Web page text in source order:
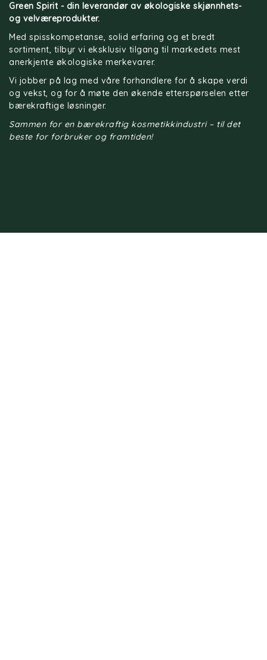
Green Spirit - din leverandør av økologiske skjønnhets-
og velværeprodukter.
Med spisskompetanse, solid erfaring og et bredt
sortiment, tilbyr vi eksklusiv tilgang til markedets mest
anerkjente økologiske merkevarer.
Vi jobber på lag med våre forhandlere for å skape verdi
og vekst, og for å møte den økende etterspørselen etter
bærekraftige løsninger.
Sammen for en bærekraftig kosmetikkindustri – til det
beste for forbruker og framtiden!